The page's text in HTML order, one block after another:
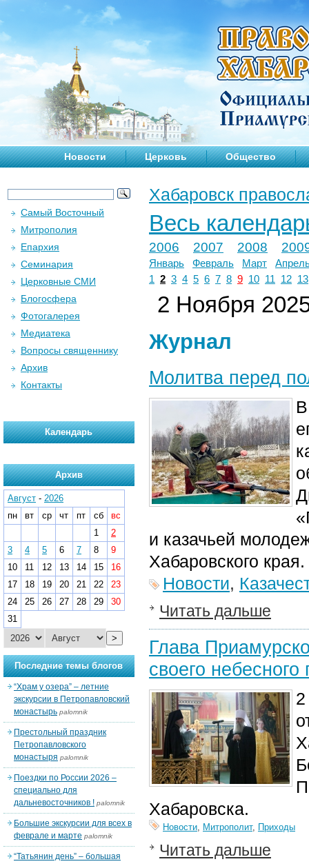
Новости Церковь Общество
Хабаровск
Весь
2006 2007 2008
Январь Февраль Март
1 2 3 4 5 6 7 8 9 10 11 12 13
2 Ноября
Журнал
Молитва перед
и казачьей
Хабаровского края.
Новости,
Читать дальше
Глава
своего небесного
Хабаровска.
Новости, Митрополит, Приходы
Читать дальше
Самый Восточный
Митрополия
Епархия
Семинария
Церковные СМИ
Блогосфера
Фотогалерея
Медиатека
Вопросы священнику
Архив
Контакты
Календарь
Архив
Август - 2026
пн
вт ср чт пт сб
вс
1
2
3
4 5 6 7 8
9
10
11 12 13 14 15
16
17
18 19 20 21 22
23
24
25 26 27 28 29
30
31
>
Последние темы блогов
“Храм у озера” – летние
экскурсии в Петропавловский
монастырь palomnik
Престольный праздник
Петропавловского
монастыря palomnik
Поездки по России 2026 –
специально для
дальневосточников ! palomnik
Большие экскурсии для всех в
феврале и марте palomnik
“Татьянин день” – большая